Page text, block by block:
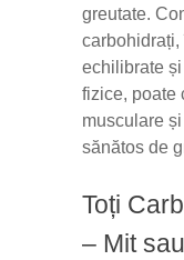
greutate.
echilibrate
fizice, poate
musculare
sănătos de
Toți
– Mit